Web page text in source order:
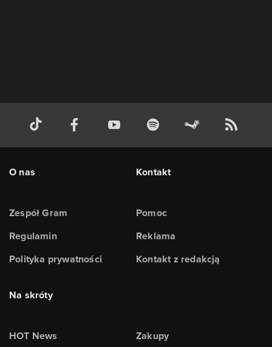
O nas
Zespół Gram
Regulamin
Polityka prywatności
Kontakt
Pomoc
Reklama
Kontakt z redakcją
Na skróty
HOT News Zakupy